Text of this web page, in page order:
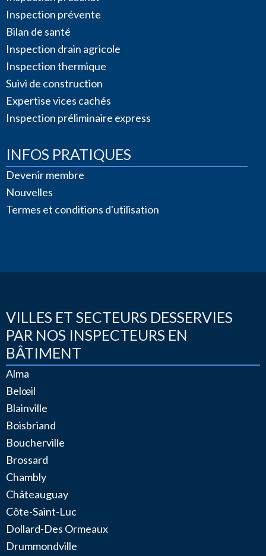
Inspection prévente
Bilan de santé
Inspection drain agricole
Inspection thermique
Suivi de construction
Expertise vices cachés
Inspection préliminaire express
INFOS PRATIQUES
Devenir membre
Nouvelles
Termes et conditions d'utilisation
VILLES ET SECTEURS DESSERVIES
PAR NOS INSPECTEURS EN
BÂTIMENT
Alma
Belœil
Blainville
Boisbriand
Boucherville
Brossard
Chambly
Châteauguay
Côte-Saint-Luc
Dollard-Des Ormeaux
Drummondville